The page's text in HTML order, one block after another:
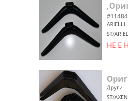
#11484
ARIELLI
ST/
НЕ Е
Други
ST/AXEN